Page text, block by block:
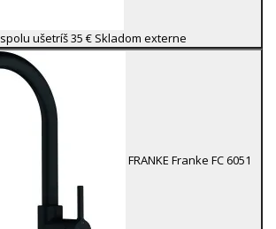
spolu ušetríš 35 € Skladom externe
FRANKE Franke FC 6051